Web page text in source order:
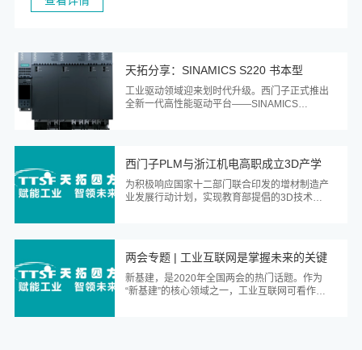
天拓分享：SINAMICS S220 书本型
400V系统正式发布！
工业驱动领域迎来划时代升级。西门子正式推出
全新一代高性能驱动平台——SINAMICS
承载二十余年驱动技术积淀，融合数字化时代的
前沿理念，...
西门子PLM与浙江机电高职成立3D产学
研平台
为积极响应国家十二部门联合印发的增材制造产
业发展行动计划，实现教育部提倡的3D技术普
技术学院与西门子PLM“数字化设计(Siemens
Solid...
两会专题 | 工业互联网是掌握未来的关键
新基建，是2020年全国两会的热门话题。作为
“新基建”的核心领域之一，工业互联网可看作是